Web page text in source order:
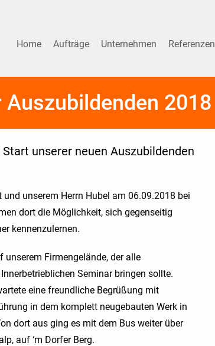
Home Aufträge Unternehmen Referenzen
2018
unserer neuen Auszubildenden
unserem Herrn Hubel am 06.09.2018 bei
dort die Möglichkeit, sich gegenseitig
kennenzulernen.
Firmengelände, der alle
Seminar bringen sollte.
eine freundliche Begrüßung mit
in dem komplett neugebauten Werk in
dort aus ging es mit dem Bus weiter über
auf ‘m Dorfer Berg.